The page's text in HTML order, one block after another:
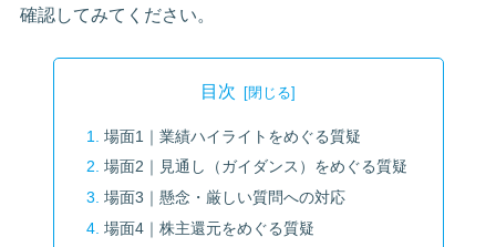
確認してみてください。
目次
場面1｜業績ハイライトをめぐる質疑
場面2｜見通し（ガイダンス）をめぐる質疑
場面3｜懸念・厳しい質問への対応
場面4｜株主還元をめぐる質疑